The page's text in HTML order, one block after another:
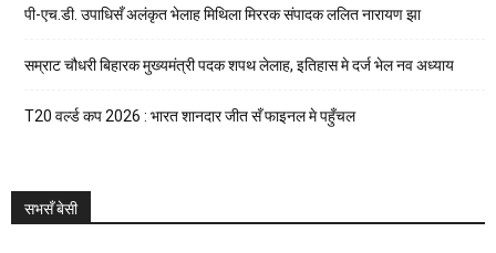
पी-एच.डी. उपाधिसँ अलंकृत भेलाह मिथिला मिररक संपादक ललित नारायण झा
सम्राट चौधरी बिहारक मुख्यमंत्री पदक शपथ लेलाह, इतिहास मे दर्ज भेल नव अध्याय
T20 वर्ल्ड कप 2026 : भारत शानदार जीत सँ फाइनल मे पहुँचल
सभसँ बेसी